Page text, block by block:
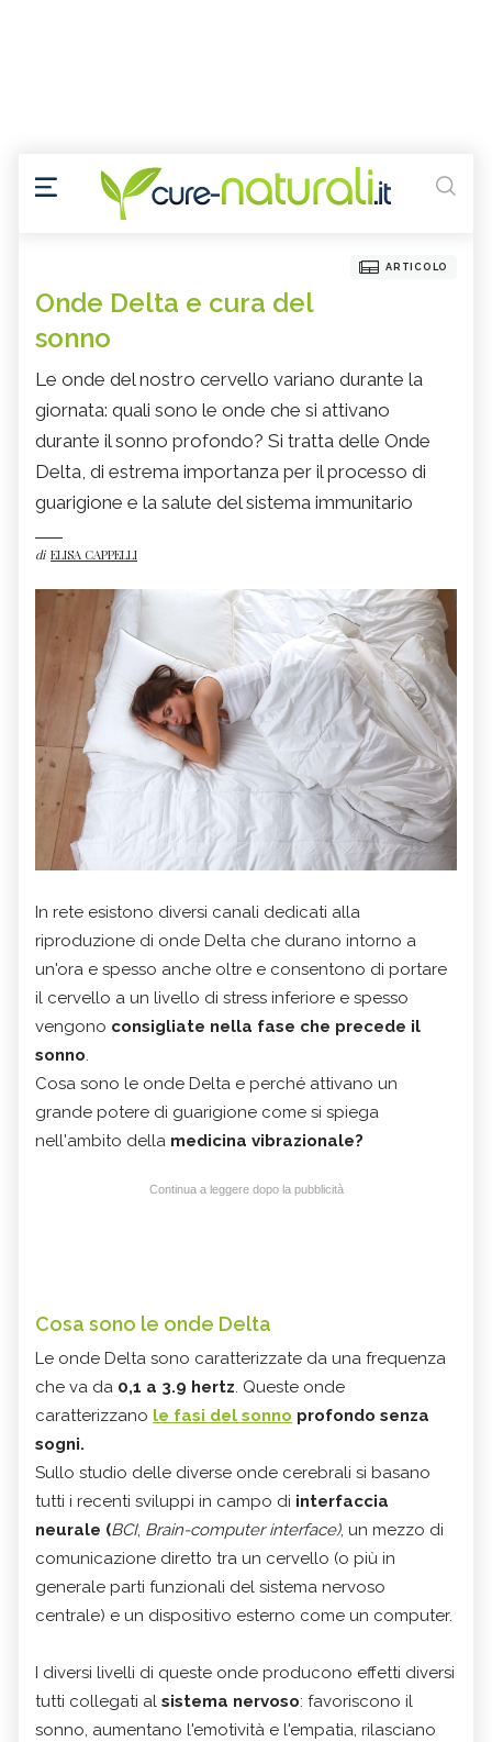
ARTICOLO
Onde Delta e cura del
sonno
Le onde del nostro cervello variano durante la
giornata: quali sono le onde che si attivano
durante il sonno profondo? Si tratta delle Onde
Delta, di estrema importanza per il processo di
guarigione e la salute del sistema immunitario
di ELISA CAPPELLI
In rete esistono diversi canali dedicati alla
riproduzione di onde Delta che durano intorno a
un'ora e spesso anche oltre e consentono di portare
il cervello a un livello di stress inferiore e spesso
vengono consigliate nella fase che precede il
sonno.
Cosa sono le onde Delta e perché attivano un
grande potere di guarigione come si spiega
nell'ambito della medicina vibrazionale?
Continua a leggere dopo la pubblicità
Cosa sono le onde Delta
Le onde Delta sono caratterizzate da una frequenza
che va da 0,1 a 3.9 hertz. Queste onde
caratterizzano le fasi del sonno profondo senza
sogni.
Sullo studio delle diverse onde cerebrali si basano
tutti i recenti sviluppi in campo di interfaccia
neurale (BCI, Brain-computer interface), un mezzo di
comunicazione diretto tra un cervello (o più in
generale parti funzionali del sistema nervoso
centrale) e un dispositivo esterno come un computer.
I diversi livelli di queste onde producono effetti diversi
tutti collegati al sistema nervoso: favoriscono il
sonno, aumentano l'emotività e l'empatia, rilasciano